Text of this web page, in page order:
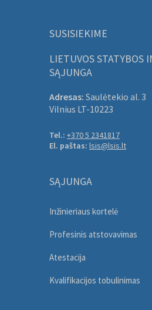
SUSISIEKIME
LIETUVOS STATYBOS
SĄJUNGA
Adresas: Saulėtekio al. 3
Vilnius LT-10223
Tel.: +370 5 2341817
El. paštas: lsis@lsis.lt
SĄJUNGA
Inžinieriaus kortelė
Profesinis atstovavimas
Atestacija
Kvalifikacijos tobulinimas